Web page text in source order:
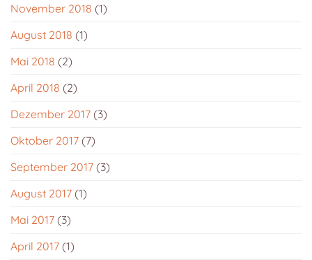
November 2018 (1)
August 2018 (1)
Mai 2018 (2)
April 2018 (2)
Dezember 2017 (3)
Oktober 2017 (7)
September 2017 (3)
August 2017 (1)
Mai 2017 (3)
April 2017 (1)